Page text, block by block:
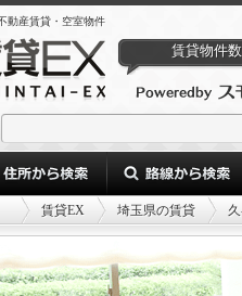
動産賃貸・空室物件
賃貸物件数
賃貸EX 埼玉県の賃貸